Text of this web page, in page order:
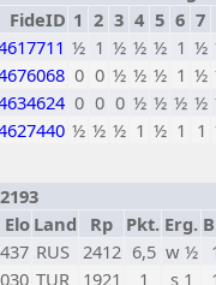
FideID 1 2 3 4 5 6 7
½ 1 ½ ½ ½ 1 ½
0 0 ½ ½ ½ 1 ½
0 0 0 ½ ½ ½ ½
½ ½ ½ 1 ½ 1 1
Elo Land Rp Pkt. Erg.
RUS 2412 6,5 w ½
TUR 1921 1 s 1